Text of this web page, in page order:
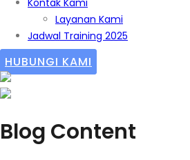
Kontak Kami
Layanan Kami
Jadwal Training 2025
HUBUNGI KAMI
Blog Content